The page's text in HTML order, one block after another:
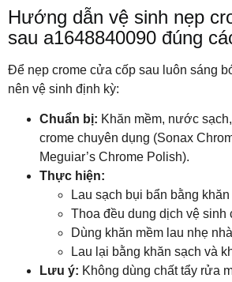
Hướng dẫn vệ sinh nẹp
sau a1648840090 đúng
Để nẹp crome cửa cốp sau luôn sáng
nên vệ sinh định kỳ:
Chuẩn bị: Khăn mềm, nước
crome chuyên dụng (Sonax
Meguiar’s Chrome Polish).
Thực hiện:
Lau sạch bụi bẩn bằng khăn
Thoa đều dung dịch vệ sinh
Dùng khăn mềm lau nhẹ
Lau lại bằng khăn sạch và
Lưu ý: Không dùng chất tẩy rửa